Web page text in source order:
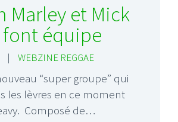
Marley et Mick
équipe
| WEBZINE REGGAE
“super groupe” qui
les lèvres en ce moment
Composé de…